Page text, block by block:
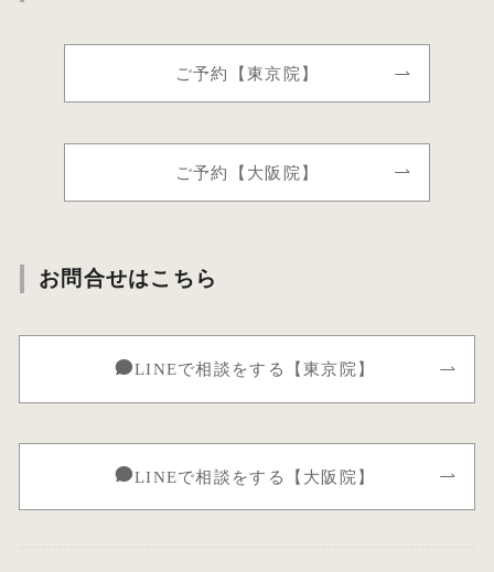
ご予約【東京院】
ご予約【大阪院】
お問合せはこちら
LINEで相談をする【東京院】
LINEで相談をする【大阪院】